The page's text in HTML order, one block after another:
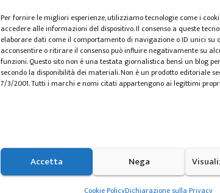
Per fornire le migliori esperienze, utilizziamo tecnologie come i
accedere alle informazioni del dispositivo. Il consenso a queste
elaborare dati come il comportamento di navigazione o ID unici su
acconsentire o ritirare il consenso può influire negativamente su
funzioni. Questo sito non è una testata giornalistica bensì un blog
secondo la disponibilità dei materiali. Non è un prodotto editoriale
7/3/2001. Tutti i marchi e nomi citati appartengono ai legittimi
Accetta Nega
Cookie PolicyDichiarazione sulla Privacy
Home Cookie Policy (UE)